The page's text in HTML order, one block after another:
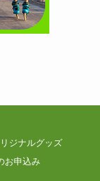
ジナルグッズ
お申込み